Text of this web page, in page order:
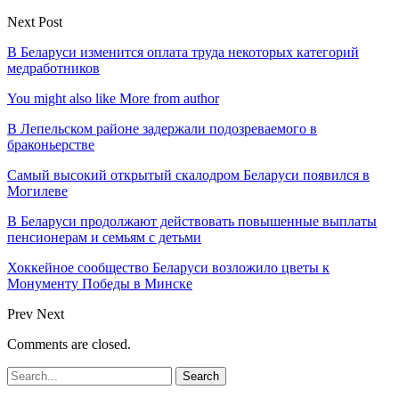
Next Post
В Беларуси изменится оплата труда некоторых категорий
медработников
You might also like More from author
В Лепельском районе задержали подозреваемого в
браконьерстве
Самый высокий открытый скалодром Беларуси появился в
Могилеве
В Беларуси продолжают действовать повышенные выплаты
пенсионерам и семьям с детьми
Хоккейное сообщество Беларуси возложило цветы к
Монументу Победы в Минске
Prev Next
Comments are closed.